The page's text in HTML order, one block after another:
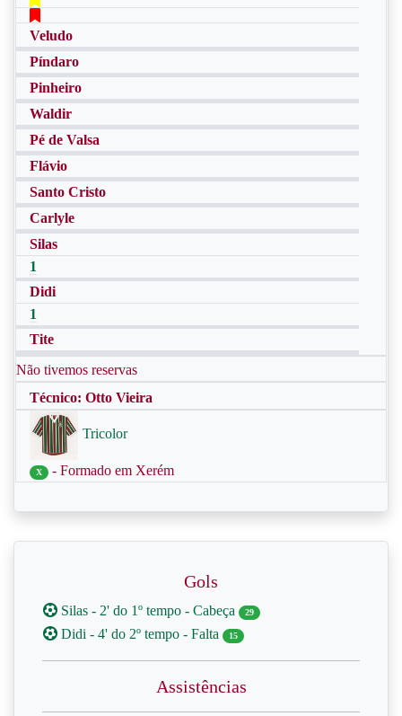
Veludo
Píndaro
Pinheiro
Waldir
Pé de Valsa
Flávio
Santo Cristo
Carlyle
Silas
1
Didi
1
Tite
Não tivemos reservas
Técnico: Otto Vieira
Tricolor
X - Formado em Xerém
Gols
Silas - 2' do 1º tempo - Cabeça 29
Didi - 4' do 2º tempo - Falta 15
Assistências